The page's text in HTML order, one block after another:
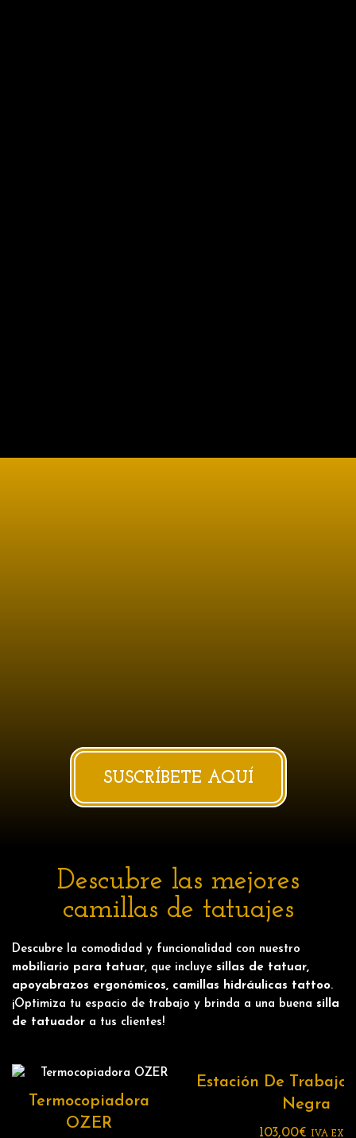
SUSCRÍBETE AQUÍ
Descubre las mejores
camillas de tatuajes
Descubre la comodidad y funcionalidad con nuestro
mobiliario para tatuar, que incluye sillas de tatuar,
apoyabrazos ergonómicos, camillas hidráulicas tattoo.
¡Optimiza tu espacio de trabajo y brinda a una buena silla
de tatuador a tus clientes!
Termocopiadora
OZER
Estación De Trabajo
Negra
103,00€ IVA